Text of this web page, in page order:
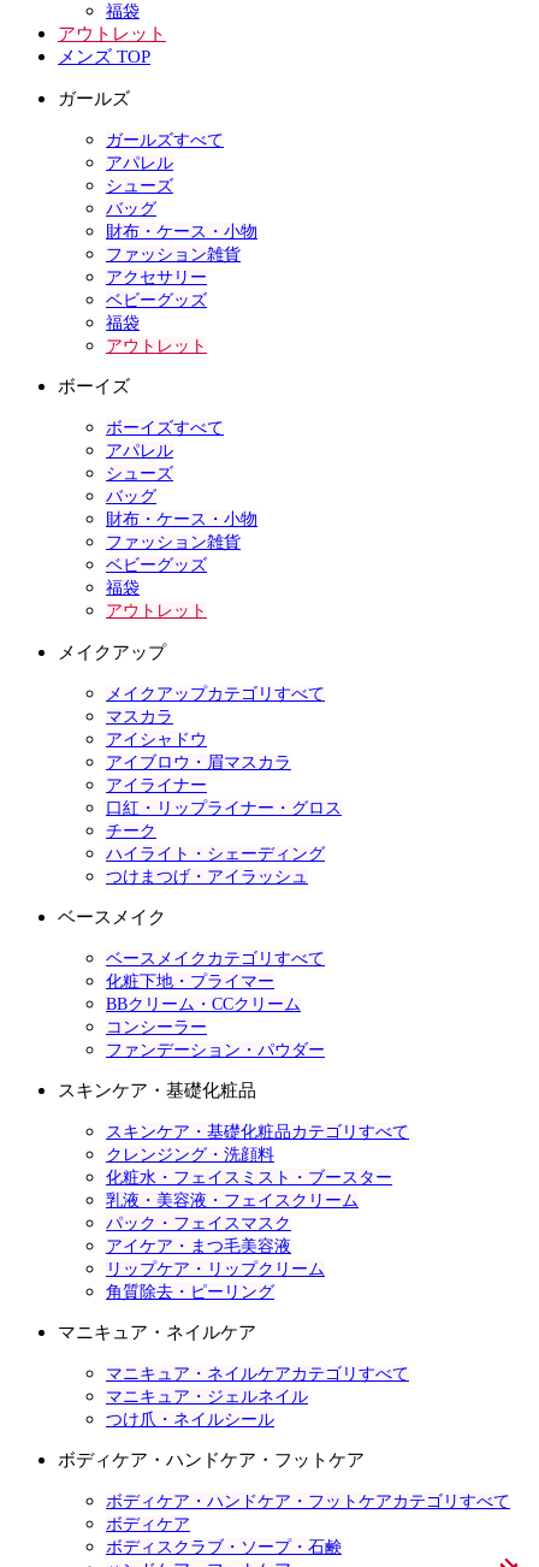
福袋
アウトレット
メンズ TOP
ガールズ
ガールズすべて
アパレル
シューズ
バッグ
財布・ケース・小物
ファッション雑貨
アクセサリー
ベビーグッズ
福袋
アウトレット
ボーイズ
ボーイズすべて
アパレル
シューズ
バッグ
財布・ケース・小物
ファッション雑貨
ベビーグッズ
福袋
アウトレット
メイクアップ
メイクアップカテゴリすべて
マスカラ
アイシャドウ
アイブロウ・眉マスカラ
アイライナー
口紅・リップライナー・グロス
チーク
ハイライト・シェーディング
つけまつげ・アイラッシュ
ベースメイク
ベースメイクカテゴリすべて
化粧下地・プライマー
BBクリーム・CCクリーム
コンシーラー
ファンデーション・パウダー
スキンケア・基礎化粧品
スキンケア・基礎化粧品カテゴリすべて
クレンジング・洗顔料
化粧水・フェイスミスト・ブースター
乳液・美容液・フェイスクリーム
パック・フェイスマスク
アイケア・まつ毛美容液
リップケア・リップクリーム
角質除去・ピーリング
マニキュア・ネイルケア
マニキュア・ネイルケアカテゴリすべて
マニキュア・ジェルネイル
つけ爪・ネイルシール
ボディケア・ハンドケア・フットケア
ボディケア・ハンドケア・フットケアカテゴリすべて
ボディケア
ボディスクラブ・ソープ・石鹸